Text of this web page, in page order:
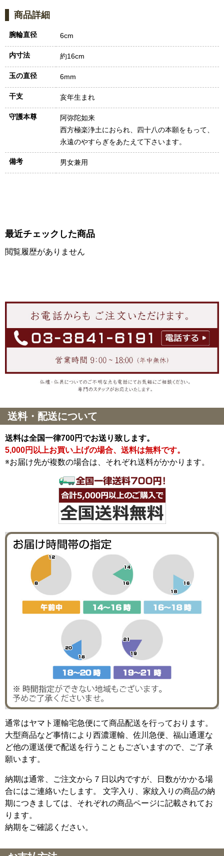
商品詳細
腕輪直径 6cm
内寸法 約16cm
玉の直径 6mm
干支 亥年生まれ
守護本尊
阿弥陀如来
西方極楽浄土におられ、四十八の本願をもって、
永遠のやすらぎをあたえて下さいます。
備考 男女兼用
最近チェックした商品
閲覧履歴がありません
送料・配送について
送料は全国一律700円でお送り致します。
5,000円以上お買い上げの場合、送料は無料です。
※お届け先が複数の場合は、それぞれ送料がかかります。
通常はヤマト運輸宅急便にて商品配送を行っております。
大型商品など事情により西濃運輸、佐川急便、福山通運な
ど他の運送便で配送を行うこともございますので、ご了承
願います。
納期は通常、ご注文から７日以内ですが、日数がかかる場
合にはご連絡いたします。 文字入り、家紋入りの商品の納
期につきましては、それぞれの商品ページに記載されてお
ります。
納期をご確認ください。